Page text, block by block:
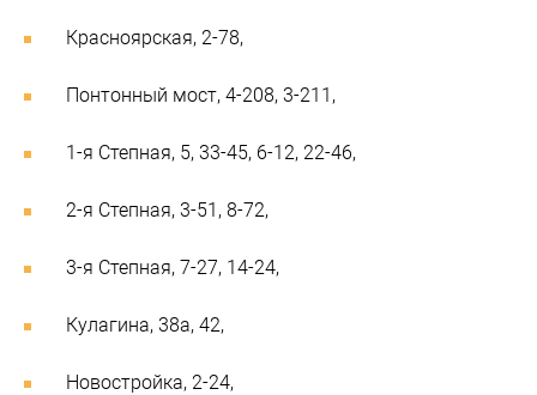
Красноярская, 2-78,
Понтонный мост, 4-208, 3-211,
1-я Степная, 5, 33-45, 6-12, 22-46,
2-я Степная, 3-51, 8-72,
3-я Степная, 7-27, 14-24,
Кулагина, 38а, 42,
Новостройка, 2-24,